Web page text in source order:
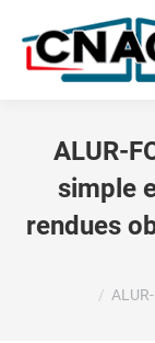
ALUR-
simple
rendues